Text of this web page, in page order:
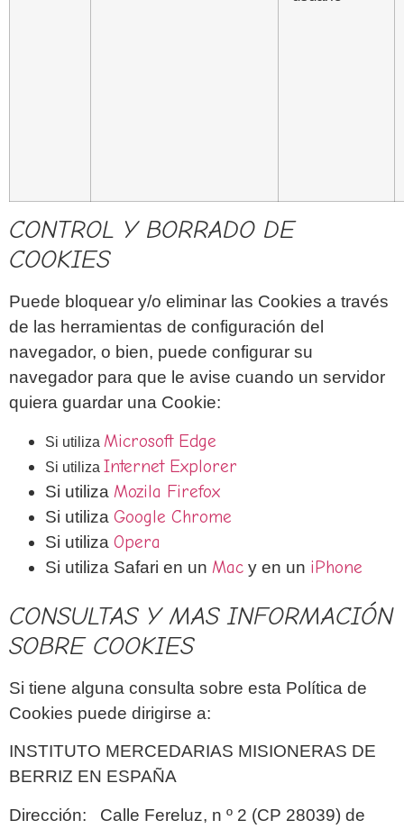
CONTROL Y BORRADO DE
COOKIES
Puede bloquear y/o eliminar las Cookies a través
de las herramientas de configuración del
navegador, o bien, puede configurar su
navegador para que le avise cuando un servidor
quiera guardar una Cookie:
Si utiliza Microsoft Edge
Si utiliza Internet Explorer
Si utiliza Mozila Firefox
Si utiliza Google Chrome
Si utiliza Opera
Si utiliza Safari en un Mac y en un iPhone
CONSULTAS Y MAS INFORMACIÓN
SOBRE COOKIES
Si tiene alguna consulta sobre esta Política de
Cookies puede dirigirse a:
INSTITUTO MERCEDARIAS MISIONERAS DE
BERRIZ EN ESPAÑA
Dirección: Calle Fereluz, n º 2 (CP 28039) de